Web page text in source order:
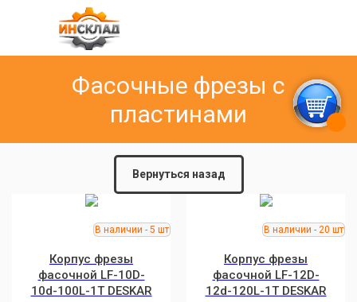
Фасочные фрезы с
пластинами
Вернуться назад
Корпус фрезы
фасочной LF-10D-
10d-100L-1T DESKAR
Корпус фрезы
фасочной LF-12D-
12d-120L-1T DESKAR